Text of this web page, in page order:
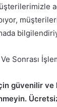
güvenilir